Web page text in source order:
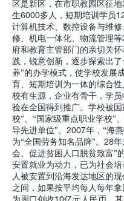
区是新区，在市职教园区征
生6000多人，短期培训学员
计算机技术、数控设备与维
修、机电一体化、物流管理
府和教育主管部门的亲切关
践，锐意创新，逐步探索出
养”的办学模式，使学校发展
育、短期培训为一体的综合
校有生源，企业有骨干，学
验在全国得到推广。学校被
校”、“国家级重点职业学校”
导先进单位”。2007年，“海
为“全国劳务知名品牌”。28
会、促进贫困人口脱贫致富”
安置就业为动力，已为社会
人被安置到沿海发达地区的
之间，如果按平均每人每年